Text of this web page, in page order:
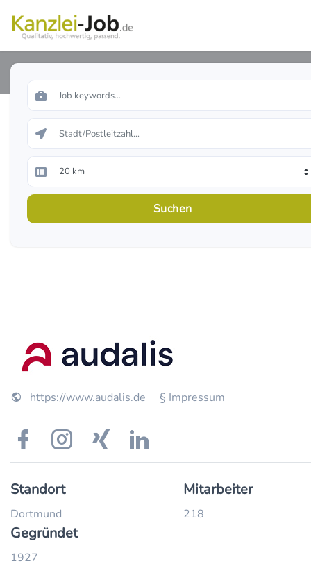
https://www.audalis.de § Impressum
Standort
Dortmund
Mitarbeiter
218
Gegründet
1927